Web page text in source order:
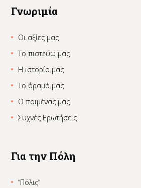
Γνωριμία
Οι αξίες μας
Το πιστεύω μας
Η ιστορία μας
Το όραμά μας
Ο ποιμένας μας
Συχνές Ερωτήσεις
Για την Πόλη
“Πόλις”